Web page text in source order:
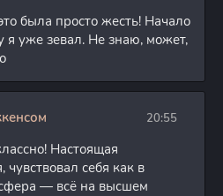
была просто жесть! Начало
я уже зевал. Не знаю, может,
20:55
Настоящая
чувствовал себя как в
— всё на высшем